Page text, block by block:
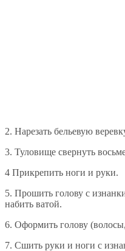
2. Нарезать бельевую
3. Туловище свернуть
4 Прикрепить ноги и руки.
5. Прошить голову с
набить ватой.
6. Оформить голову
7. Сшить руки и ноги с